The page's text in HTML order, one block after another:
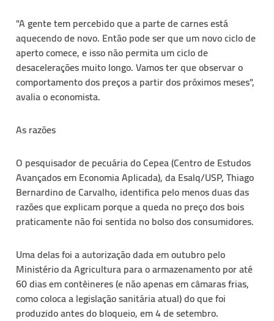
"A gente tem percebido que a parte de carnes está
aquecendo de novo. Então pode ser que um novo ciclo de
aperto comece, e isso não permita um ciclo de
desacelerações muito longo. Vamos ter que observar o
comportamento dos preços a partir dos próximos meses",
avalia o economista.
As razões
O pesquisador de pecuária do Cepea (Centro de Estudos
Avançados em Economia Aplicada), da Esalq/USP, Thiago
Bernardino de Carvalho, identifica pelo menos duas das
razões que explicam porque a queda no preço dos bois
praticamente não foi sentida no bolso dos consumidores.
Uma delas foi a autorização dada em outubro pelo
Ministério da Agricultura para o armazenamento por até
60 dias em contêineres (e não apenas em câmaras frias,
como coloca a legislação sanitária atual) do que foi
produzido antes do bloqueio, em 4 de setembro.